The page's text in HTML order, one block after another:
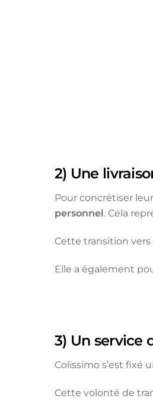
2) Une
Pour concrétiser
personnel . Cela
Cette transition
Elle a également
3) Un service
Colissimo s’est fixé
Cette volonté de